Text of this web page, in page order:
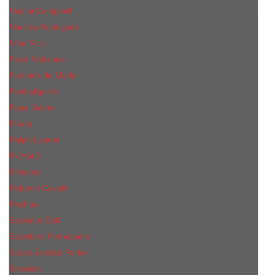
Naomi Campbell
Narciso Rodriguez
Nina Ricci
Paco Rabanne
Parfums de Marly
Penhaligon's
Pepe Jeans
Prada
Ralph Lauren
RicHarD
Rihanna
Roberto Cavalli
Rochas
Salvador Dali
Salvatore Ferragamo
Sarah Jessica Parker
Shiseido